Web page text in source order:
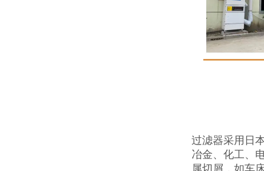
过滤器采用日
冶金、化工、
属切屑，如车